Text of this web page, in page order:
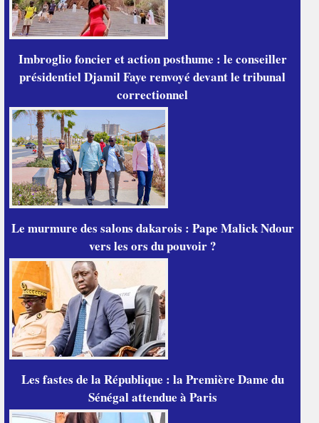
Imbroglio foncier et action posthume : le conseiller
présidentiel Djamil Faye renvoyé devant le tribunal
correctionnel
Le murmure des salons dakarois : Pape Malick Ndour
vers les ors du pouvoir ?
Les fastes de la République : la Première Dame du
Sénégal attendue à Paris